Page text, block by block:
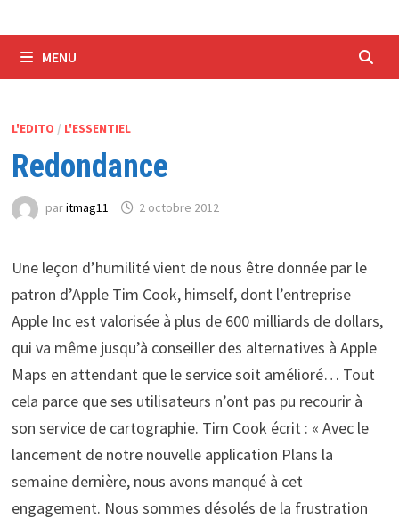
MENU
L'EDITO / L'ESSENTIEL
Redondance
paritmag11 2 octobre 2012
Une leçon d’humilité vient de nous être donnée par le
patron d’Apple Tim Cook, himself, dont l’entreprise
Apple Inc est valorisée à plus de 600 milliards de dollars,
qui va même jusqu’à conseiller des alternatives à Apple
Maps en attendant que le service soit amélioré… Tout
cela parce que ses utilisateurs n’ont pas pu recourir à
son service de cartographie. Tim Cook écrit : « Avec le
lancement de notre nouvelle application Plans la
semaine dernière, nous avons manqué à cet
engagement. Nous sommes désolés de la frustration